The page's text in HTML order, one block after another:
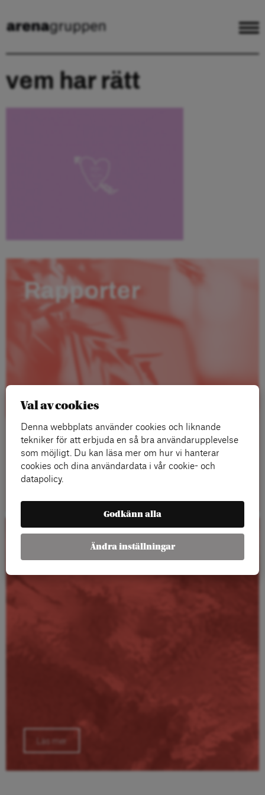
vem har rätt
Rapporter
Läs mer
Kalender
Läs mer
Val av cookies
Denna webbplats använder cookies och liknande
tekniker för att erbjuda en så bra användarupplevelse
som möjligt. Du kan läsa mer om hur vi hanterar
cookies och dina användardata i vår cookie- och
datapolicy.
Godkänn alla
Ändra inställningar